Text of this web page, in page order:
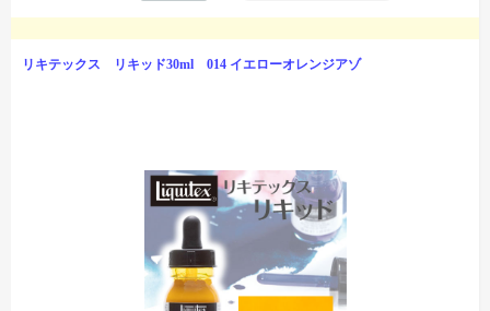
リキテックス リキッド30ml 014 イエローオレンジアゾ